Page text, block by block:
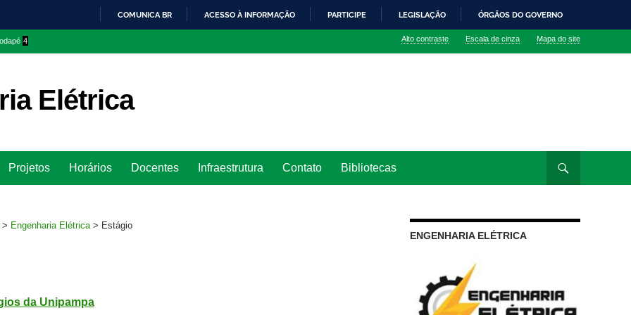
O
COMUNICA BR ACESSO À INFORMAÇÃO PARTICIPE LEGISLAÇÃO ÓRGÃOS DO GOVERNO
4 Alto contraste Escala de cinza Mapa do site
Elétrica
para
Projetos Horários Docentes Infraestrutura Contato Bibliotecas
> Engenharia Elétrica > Estágio
da Unipampa
ENGENHARIA ELÉTRICA